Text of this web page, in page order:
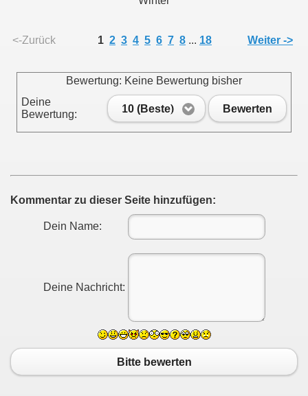
<-Zurück 1 2 3 4 5 6 7 8 ... 18 Weiter ->
Bewertung: Keine Bewertung bisher
Deine
Bewertung:
10 (Beste) Bewerten
Kommentar zu dieser Seite hinzufügen:
Dein Name:
Deine Nachricht:
Bitte bewerten